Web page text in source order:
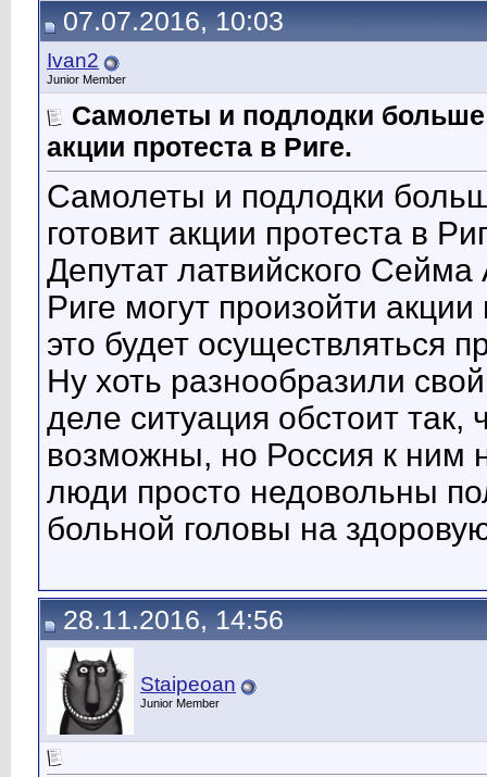
07.07.2016, 10:03
Ivan2
Junior Member
Самолеты и подлодки больше
акции протеста в Риге.
Самолеты и подлодки
готовит акции протеста в
Депутат латвийского
Риге могут произойти
это будет осуществляться
Ну хоть разнообразили
деле ситуация обстоит так,
возможны, но Россия к ним
люди просто недовольны
больной головы на
28.11.2016, 14:56
Staipeoan
Junior Member